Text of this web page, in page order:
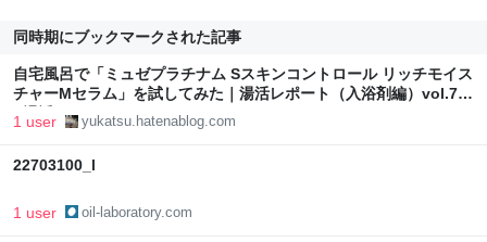
同時期にブックマークされた記事
自宅風呂で「ミュゼプラチナム Sスキンコントロール リッチモイス
チャーMセラム」を試してみた｜湯活レポート（入浴剤編）vol.79
- 湯活のススメ
1 user yukatsu.hatenablog.com
22703100_l
1 user oil-laboratory.com